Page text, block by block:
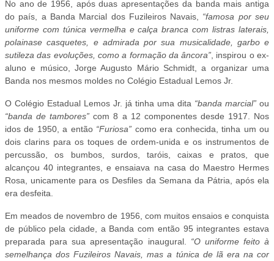
No ano de 1956, após duas apresentações da banda mais antiga
do país, a Banda Marcial dos Fuzileiros Navais, “famosa por seu
uniforme com túnica vermelha e calça branca com listras laterais,
polainase casquetes, e admirada por sua musicalidade, garbo e
sutileza das evoluções, como a formação da âncora” , inspirou o ex-
aluno e músico, Jorge Augusto Mário Schmidt, a organizar uma
Banda nos mesmos moldes no Colégio Estadual Lemos Jr.
O Colégio Estadual Lemos Jr. já tinha uma dita “banda marcial” ou
“banda de tambores” com 8 a 12 componentes desde 1917. Nos
idos de 1950, a então “Furiosa” como era conhecida, tinha um ou
dois clarins para os toques de ordem-unida e os instrumentos de
percussão, os bumbos, surdos, taróis, caixas e pratos, que
alcançou 40 integrantes, e ensaiava na casa do Maestro Hermes
Rosa, unicamente para os Desfiles da Semana da Pátria, após ela
era desfeita.
Em meados de novembro de 1956, com muitos ensaios e conquista
de público pela cidade, a Banda com então 95 integrantes estava
preparada para sua apresentação inaugural. “O uniforme feito à
semelhança dos Fuzileiros Navais, mas a túnica de lã era na cor